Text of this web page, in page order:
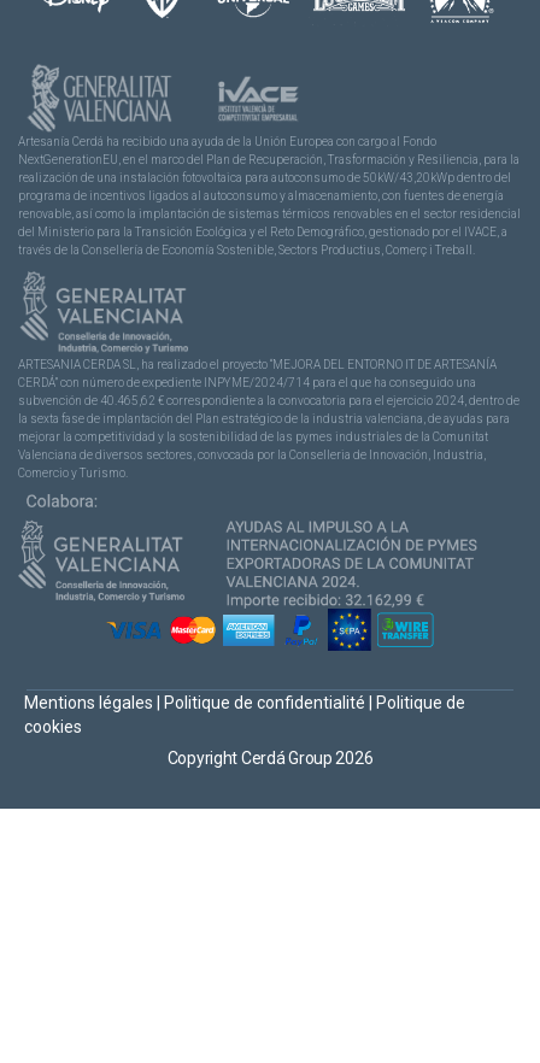
Artesanía Cerdá ha recibido una ayuda de la Unión Europea con cargo al Fondo
NextGenerationEU, en el marco del Plan de Recuperación, Trasformación y Resiliencia, para la
realización de una instalación fotovoltaica para autoconsumo de 50kW/43,20kWp dentro del
programa de incentivos ligados al autoconsumo y almacenamiento, con fuentes de energía
renovable, así como la implantación de sistemas térmicos renovables en el sector residencial
del Ministerio para la Transición Ecológica y el Reto Demográfico, gestionado por el IVACE, a
través de la Consellería de Economía Sostenible, Sectors Productius, Comerç i Treball.
ARTESANIA CERDA SL, ha realizado el proyecto “MEJORA DEL ENTORNO IT DE ARTESANÍA
CERDÁ” con número de expediente INPYME/2024/714 para el que ha conseguido una
subvención de 40.465,62 € correspondiente a la convocatoria para el ejercicio 2024, dentro de
la sexta fase de implantación del Plan estratégico de la industria valenciana, de ayudas para
mejorar la competitividad y la sostenibilidad de las pymes industriales de la Comunitat
Valenciana de diversos sectores, convocada por la Conselleria de Innovación, Industria,
Comercio y Turismo.
Copyright Cerdá Group 2026
Mentions légales Politique de confidentialité
Politique de
cookies